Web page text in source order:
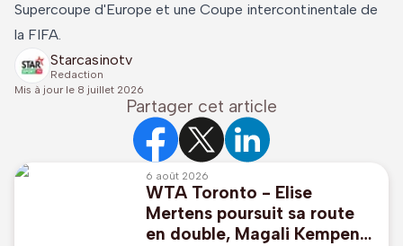
Supercoupe d'Europe et une Coupe intercontinentale de
la FIFA.
Starcasinotv
Redaction
Mis à jour le 8 juillet 2026
Partager cet article
6 août 2026
WTA Toronto - Elise
Mertens poursuit sa route
en double, Magali Kempen